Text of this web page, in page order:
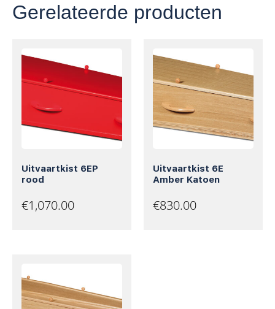
Gerelateerde producten
Uitvaartkist 6EP
rood
€1,070.00
Uitvaartkist 6E
Amber Katoen
€830.00